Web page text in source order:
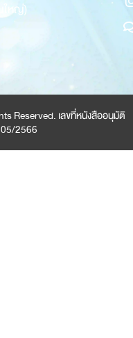
ใหญ่)
Reserved. เลขที่หนังสืออนุมัติ
2566